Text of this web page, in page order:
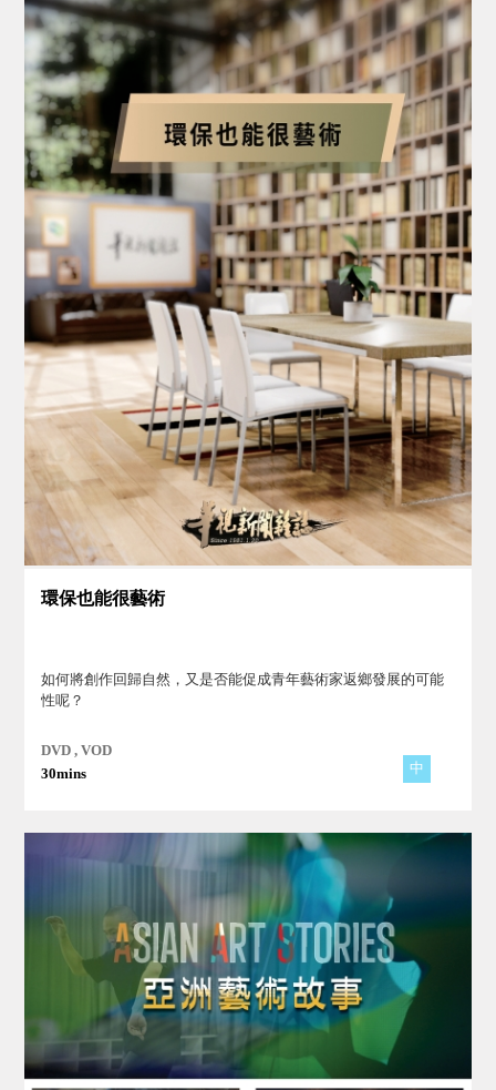
環保也能很藝術
如何將創作回歸自然，又是否能促成青年藝術家返鄉發展的可能
性呢？
DVD , VOD
30mins
中